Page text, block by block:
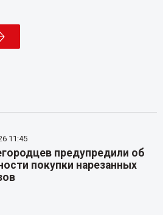
11:45
предупредили об
покупки нарезанных